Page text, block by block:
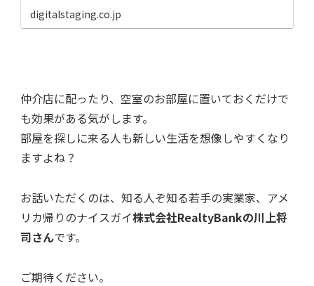
digitalstaging.co.jp
仲介店に配ったり、 空室のお部屋に置いておくだけで
も効果がある気がします。
部屋を探しに来る人も新しい生活を想像しやすくなり
ますよね？
お話いただくのは、知る人ぞ知る若手の実業家、アメ
リカ帰りのナイスガイ株式会社RealtyBankの川上将
司さんです。
ご期待ください。